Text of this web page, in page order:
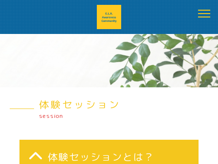
体験セッション
session
体験セッションとは？